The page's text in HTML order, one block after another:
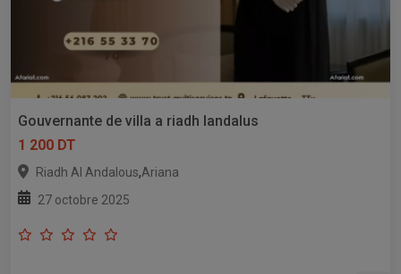
Gouvernante de villa a riadh landalus
1 200 DT
Riadh Al Andalous,Ariana
27 octobre 2025